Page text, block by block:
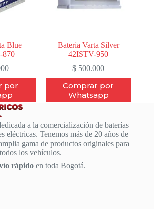
Blue
870
por
Bateria Varta Silver
42ISTV-950
$ 500.000
Comprar por
Whatsapp
a la comercialización de baterías
eléctricas. Tenemos más de 20 años de
gama de productos originales para
todos los vehículos.
rápido en toda Bogotá.